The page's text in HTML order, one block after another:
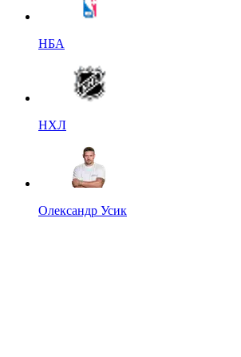
НБА
НХЛ
Олександр Усик